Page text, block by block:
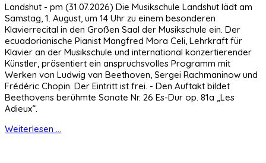
Landshut - pm (31.07.2026) Die Musikschule Landshut lädt am
Samstag, 1. August, um 14 Uhr zu einem besonderen
Klavierrecital in den Großen Saal der Musikschule ein. Der
ecuadorianische Pianist Mangfred Mora Celi, Lehrkraft für
Klavier an der Musikschule und international konzertierender
Künstler, präsentiert ein anspruchsvolles Programm mit
Werken von Ludwig van Beethoven, Sergei Rachmaninow und
Frédéric Chopin. Der Eintritt ist frei. - Den Auftakt bildet
Beethovens berühmte Sonate Nr. 26 Es-Dur op. 81a „Les
Adieux“.
Weiterlesen ...